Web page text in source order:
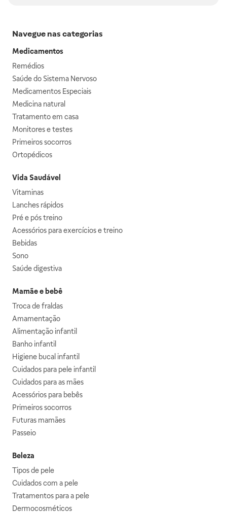
Navegue nas categorias
Medicamentos
Remédios
Saúde do Sistema Nervoso
Medicamentos Especiais
Medicina natural
Tratamento em casa
Monitores e testes
Primeiros socorros
Ortopédicos
Vida Saudável
Vitaminas
Lanches rápidos
Pré e pós treino
Acessórios para exercícios e treino
Bebidas
Sono
Saúde digestiva
Mamãe e bebê
Troca de fraldas
Amamentação
Alimentação infantil
Banho infantil
Higiene bucal infantil
Cuidados para pele infantil
Cuidados para as mães
Acessórios para bebês
Primeiros socorros
Futuras mamães
Passeio
Beleza
Tipos de pele
Cuidados com a pele
Tratamentos para a pele
Dermocosméticos